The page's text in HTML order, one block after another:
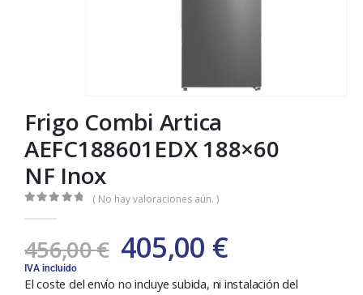
Frigo Combi Artica
AEFC188601EDX 188×60
NF Inox
( No hay valoraciones aún. )
456,00€ 405,00 €
IVA incluido
El coste del envío no incluye subida, ni instalación del